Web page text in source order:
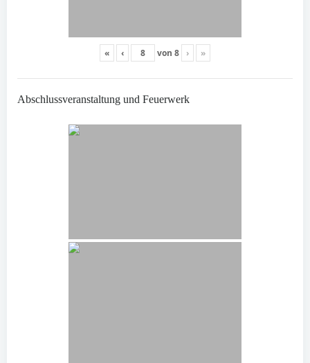
« ‹ von 8 › »
Abschlussveranstaltung und Feuerwerk